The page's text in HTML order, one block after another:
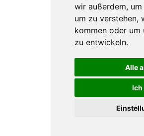
wir außerdem,
um zu verstehen,
kommen oder um
zu entwickeln.
Alle
Ich